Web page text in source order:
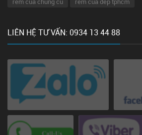
LIÊN HỆ TƯ VẤN: 0934 13 44 88